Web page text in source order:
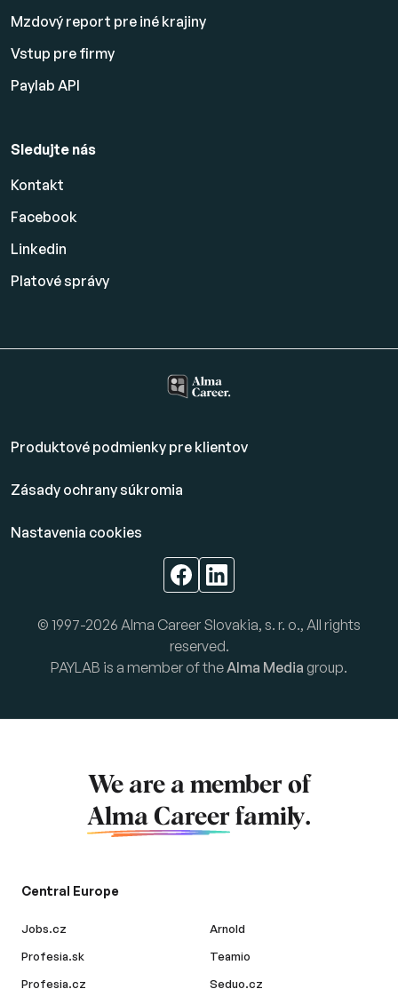
Mzdový report pre iné krajiny
Vstup pre firmy
Paylab API
Sledujte nás
Kontakt
Facebook
Linkedin
Platovésprávy
Produktové podmienky pre klientov
Zásady ochrany súkromia
Nastavenia cookies
© 1997-2026 Alma Career Slovakia, s. r. o., All rights
reserved.
PAYLAB is a member of theAlma Media group.
We are a member of
Alma Career family.
Central Europe
Jobs.cz
Profesia.sk
Profesia.cz
Arnold
Teamio
Seduo.cz